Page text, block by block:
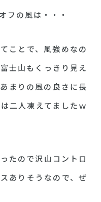
フの風は・・・
ことで、風強めなの
士山もくっきり見え
まりの風の良さに長
二人凍えてましたｗ
たので沢山コントロ
ありそうなので、ぜ